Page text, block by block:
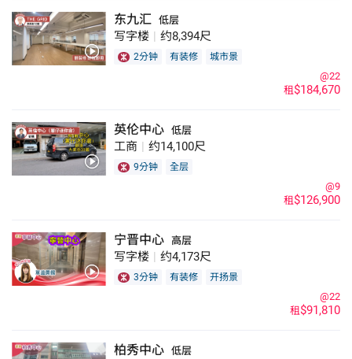
东九汇 低层
写字楼 约8,394尺
2分钟 有装修 城市景
租$184,670
@22
英伦中心 低层
工商 约14,100尺
9分钟 全层
租$126,900
@9
宁晋中心 高层
写字楼 约4,173尺
3分钟 有装修 开扬景
租$91,810
@22
柏秀中心 低层